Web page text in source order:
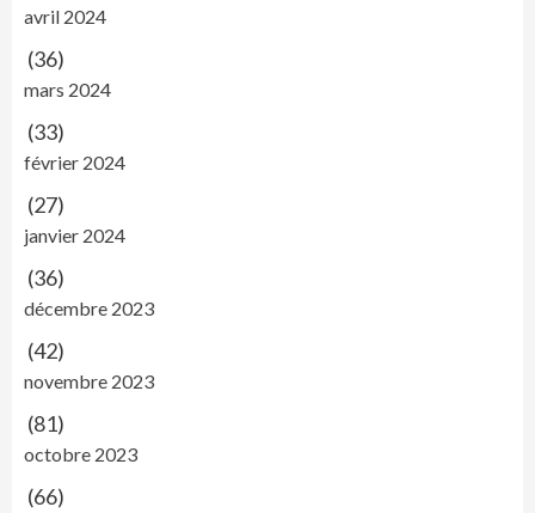
avril 2024
(36)
mars 2024
(33)
février 2024
(27)
janvier 2024
(36)
décembre 2023
(42)
novembre 2023
(81)
octobre 2023
(66)